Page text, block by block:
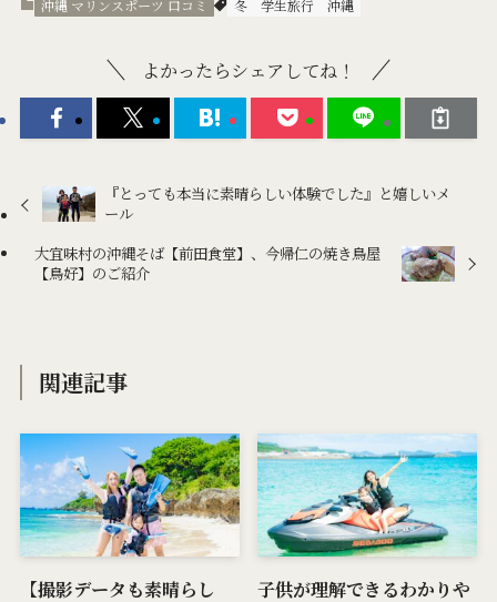
沖縄 マリンスポーツ 口コミ 冬 学生旅行 沖縄
よかったらシェアしてね！
『とっても本当に素晴らしい体験でした』と嬉しいメ
ール
大宜味村の沖縄そば【前田食堂】、今帰仁の焼き鳥屋
【鳥好】のご紹介
関連記事
【撮影データも素晴らし
子供が理解できるわかりや